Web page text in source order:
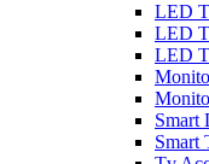
LED
LED
LED
Smart
Smart